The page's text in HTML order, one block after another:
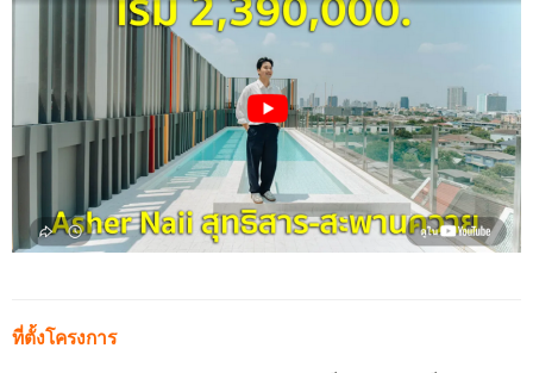
ที่ตั้งโครงการ